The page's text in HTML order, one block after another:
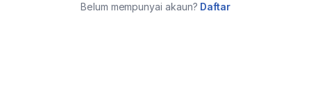
Belum mempunyai akaun? Daftar